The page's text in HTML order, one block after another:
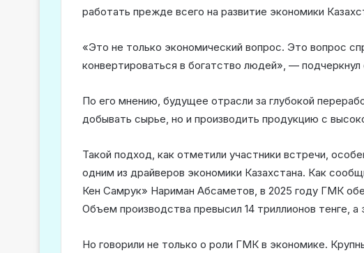
работать прежде всего на развитие экономики
«Это не только экономический вопрос. Это вопрос
конвертироваться в богатство людей», — подчеркнул
По его мнению, будущее отрасли за глубокой
добывать сырье, но и производить продукцию с
Такой подход, как отметили участники встречи,
одним из драйверов экономики Казахстана. Как
Кен Самрук» Нариман Абсаметов, в 2025 году ГМК
Объем производства превысил 14 триллионов тенге,
Но говорили не только о роли ГМК в экономике.